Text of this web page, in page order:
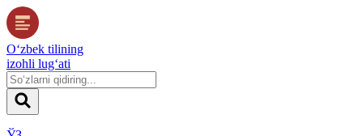
O‘zbek tilining
izohli lug‘ati